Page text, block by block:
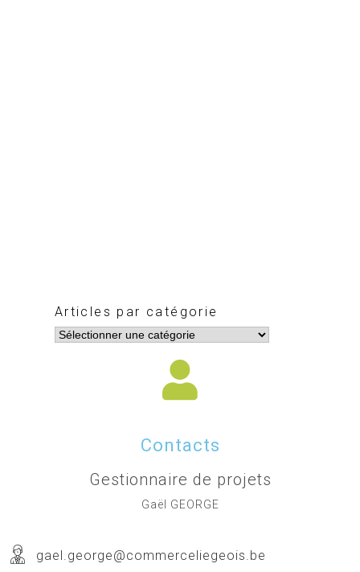
Articles par catégorie
Contacts
Gestionnaire de projets
Gaël GEORGE
gael.george@commerceliegeois.be